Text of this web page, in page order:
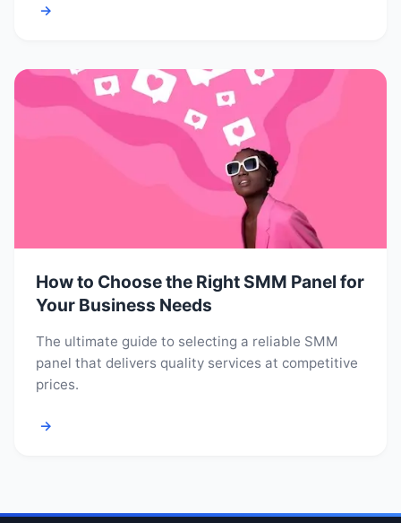
→
How to Choose the Right SMM Panel for
Your Business Needs
The ultimate guide to selecting a reliable SMM
panel that delivers quality services at competitive
prices.
→